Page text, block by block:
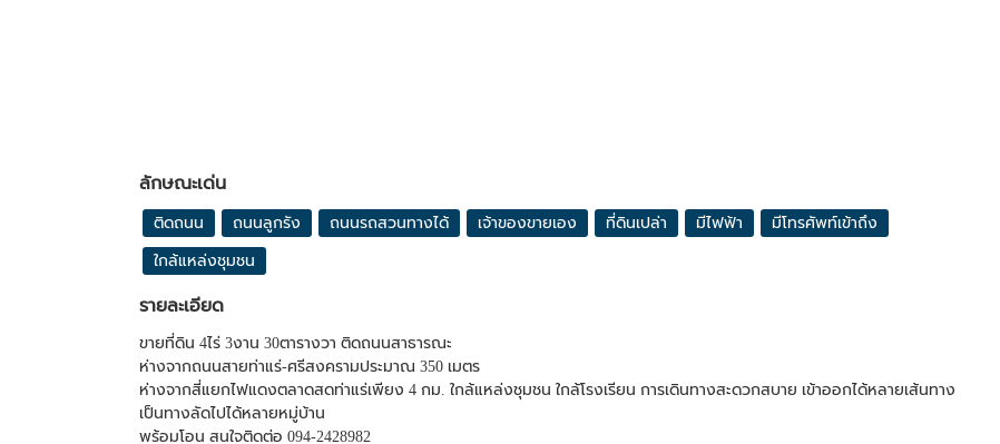
ลักษณะเด่น
ติดถนน ถนนลูกรัง ถนนรถสวนทางได้ เจ้าของขายเอง ที่ดินเปล่า มีไฟฟ้า มีโทรศัพท์เข้าถึง
ใกล้แหล่งชุมชน
รายละเอียด
ขายที่ดิน 4ไร่ 3งาน 30ตารางวา ติดถนนสาธารณะ
ห่างจากถนนสายท่าแร่-ศรีสงครามประมาณ 350 เมตร
ห่างจากสี่แยกไฟแดงตลาดสดท่าแร่เพียง 4 กม. ใกล้แหล่งชุมชน ใกล้โรงเรียน การเดินทางสะดวกสบาย เข้าออกได้หลายเส้นทาง
เป็นทางลัดไปได้หลายหมู่บ้าน
พร้อมโอน สนใจติดต่อ 094-2428982